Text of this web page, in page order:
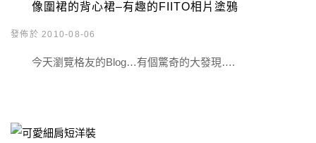
像圍裙的背心裙–有趣的FIITO相片塗鴉
發佈於 2010-08-06
今天瀏覽格友的Blog…有個驚奇的大發現….